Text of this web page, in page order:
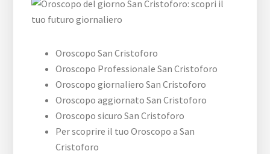
Oroscopo San Cristoforo
Oroscopo Professionale San Cristoforo
Oroscopo giornaliero San Cristoforo
Oroscopo aggiornato San Cristoforo
Oroscopo sicuro San Cristoforo
Per scoprire il tuo Oroscopo a San
Cristoforo